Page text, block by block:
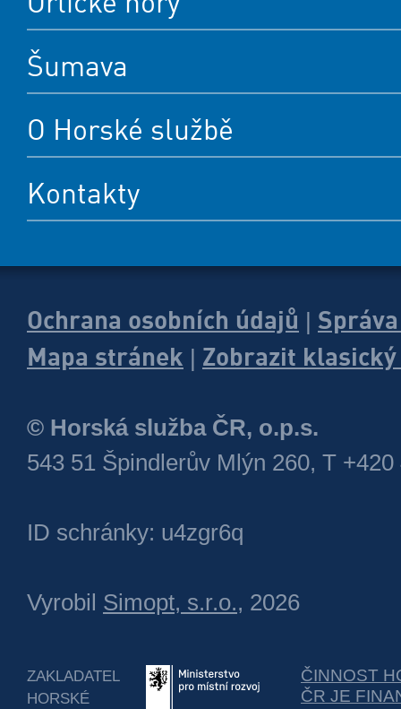
Šumava
O Horské službě
Kontakty
Ochrana osobních údajů
Mapa stránek
Zobrazit
© Horská služba ČR, o.p.s.
543 51 Špindlerův Mlýn 260, T +420
ID schránky: u4zgr6q
Vyrobil Simopt, s.r.o., 2026
ZAKLADATEL
HORSKÉ
ČINNOST
ČR JE